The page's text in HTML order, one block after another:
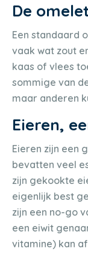
De
Een standaard
vaak wat zout
kaas of vlees
sommige van
maar anderen
Eieren,
Eieren zijn een
bevatten veel
zijn gekookte
eigenlijk best
zijn een no-go
een eiwit
vitamine) kan